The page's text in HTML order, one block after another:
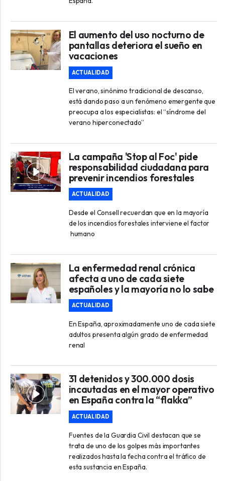
El aumento del uso nocturno de
pantallas deteriora el sueño en
vacaciones
ACTUALIDAD
El verano, sinónimo tradicional de descanso,
está dando paso a un fenómeno emergente que
preocupa a los especialistas: el “síndrome del
verano hiperconectado”
La campaña 'Stop al Foc' pide
responsabilidad ciudadana para
prevenir incendios forestales
ACTUALIDAD
Desde el Consell recuerdan que en la mayoría
de los incendios forestales interviene el factor
humano
La enfermedad renal crónica
afecta a uno de cada siete
españoles y la mayoría no lo sabe
ACTUALIDAD
En España, aproximadamente uno de cada siete
adultos presenta algún grado de enfermedad
renal
31 detenidos y 300.000 dosis
incautadas en el mayor operativo
en España contra la “flakka”
ACTUALIDAD
Fuentes de la Guardia Civil destacan que se
trata de uno de los golpes más importantes
realizados hasta la fecha contra el tráfico de
esta sustancia en España.